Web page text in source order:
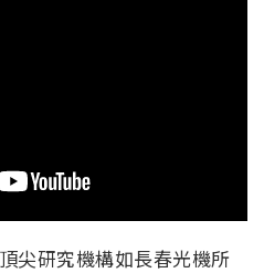
尖研究機構如長春光機所